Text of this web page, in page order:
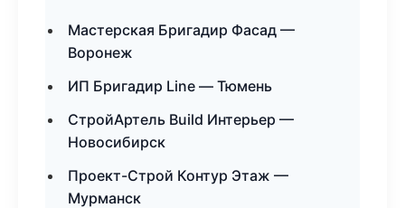
Мастерская Бригадир Фасад —
Воронеж
ИП Бригадир Line — Тюмень
СтройАртель Build Интерьер —
Новосибирск
Проект-Строй Контур Этаж —
Мурманск